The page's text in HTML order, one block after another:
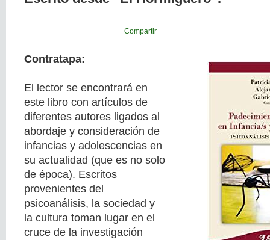
Compartir
Contratapa:
El lector se encontrará en
este libro con artículos de
diferentes autores ligados al
abordaje y consideración de
infancias y adolescencias en
su actualidad (que es no solo
de época). Escritos
provenientes del
psicoanálisis, la sociedad y
la cultura toman lugar en el
cruce de la investigación